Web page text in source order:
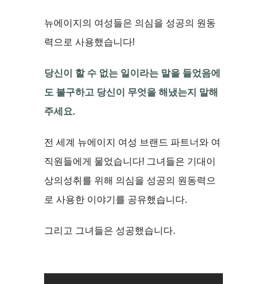
뉴에이지의 여성들은 의심을 성공의 원동
력으로 사용했습니다!
당신이 할 수 없는 일이라는 말을 들었음에
도 불구하고 당신이 무엇을 해냈는지 말해
주세요.
전 세계 뉴에이지 여성 브랜드 파트너와 여
직원들에게 물었습니다! 그녀들은 기대이
상의성취를 위해 의심을 성공의 원동력으
로 사용한 이야기를 공유했습니다.
그리고 그녀들은 성공했습니다.